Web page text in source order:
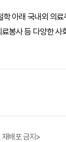
학 아래 국내외 의
봉사 등 다양한 사
배포 금지>